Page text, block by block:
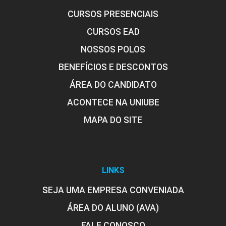
CURSOS PRESENCIAIS
CURSOS EAD
NOSSOS POLOS
BENEFÍCIOS E DESCONTOS
ÁREA DO CANDIDATO
ACONTECE NA UNIUBE
MAPA DO SITE
LINKS
SEJA UMA EMPRESA CONVENIADA
ÁREA DO ALUNO (AVA)